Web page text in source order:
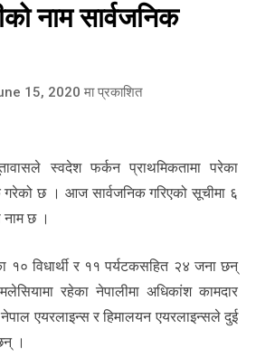
नाम सार्वजनिक
15, 2020 मा प्रकाशित
स्वदेश फर्कन प्राथमिकतामा परेका
गरेको छ । आज सार्वजनिक गरिएको सूचीमा ६
छ ।
१० विधार्थी र ११ पर्यटकसहित २४ जना छन्
रहेका नेपालीमा अधिकांश कामदार
एयरलाइन्स र हिमालयन एयरलाइन्सले दुई
।